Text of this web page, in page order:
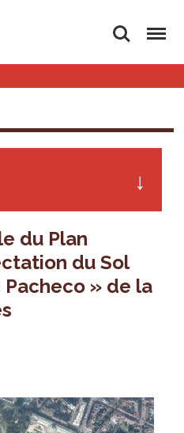
Rechercher
Menu
du Plan
du Sol
Pacheco » de la